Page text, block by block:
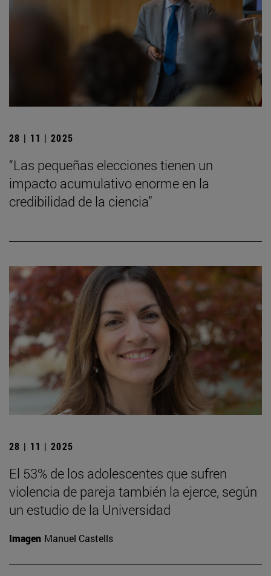
28 | 11 | 2025
“Las pequeñas elecciones tienen un
impacto acumulativo enorme en la
credibilidad de la ciencia”
28 | 11 | 2025
El 53% de los adolescentes que sufren
violencia de pareja también la ejerce, según
un estudio de la Universidad
Imagen Manuel Castells